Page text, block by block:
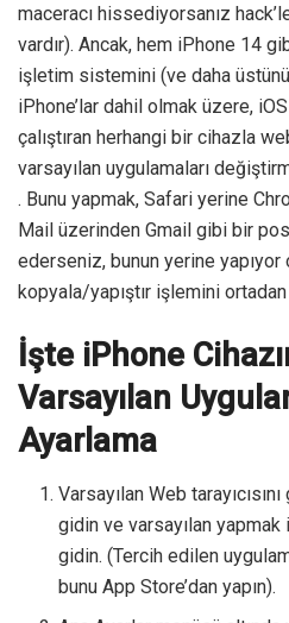
maceracı hissediyorsanız
vardır). Ancak, hem iPhone 14
işletim sistemini (ve daha
iPhone’lar dahil olmak üzere,
çalıştıran herhangi bir cihazla
varsayılan uygulamaları
. Bunu yapmak, Safari yerine
Mail üzerinden Gmail gibi bir
ederseniz, bunun yerine
kopyala/yapıştır işlemini ortadan
İşte iPhone
Varsayılan
Ayarlama
Varsayılan Web
gidin ve varsayılan
gidin. (Tercih edilen
bunu App Store’dan yapın).